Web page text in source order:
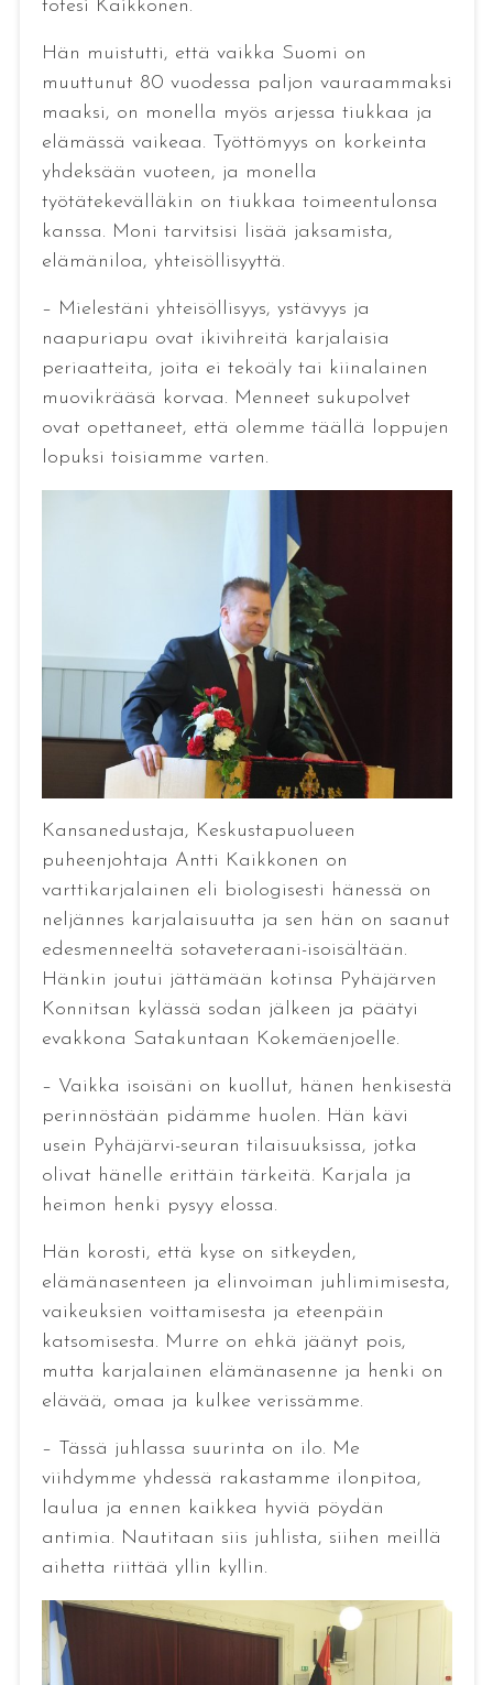
totesi Kaikkonen.
Hän muistutti, että vaikka Suomi on
muuttunut 80 vuodessa paljon vauraammaksi
maaksi, on monella myös arjessa tiukkaa ja
elämässä vaikeaa. Työttömyys on korkeinta
yhdeksään vuoteen, ja monella
työtätekevälläkin on tiukkaa toimeentulonsa
kanssa. Moni tarvitsisi lisää jaksamista,
elämäniloa, yhteisöllisyyttä.
– Mielestäni yhteisöllisyys, ystävyys ja
naapuriapu ovat ikivihreitä karjalaisia
periaatteita, joita ei tekoäly tai kiinalainen
muovikrääsä korvaa. Menneet sukupolvet
ovat opettaneet, että olemme täällä loppujen
lopuksi toisiamme varten.
Kansanedustaja, Keskustapuolueen
puheenjohtaja Antti Kaikkonen on
varttikarjalainen eli biologisesti hänessä on
neljännes karjalaisuutta ja sen hän on saanut
edesmenneeltä sotaveteraani-isoisältään.
Hänkin joutui jättämään kotinsa Pyhäjärven
Konnitsan kylässä sodan jälkeen ja päätyi
evakkona Satakuntaan Kokemäenjoelle.
– Vaikka isoisäni on kuollut, hänen henkisestä
perinnöstään pidämme huolen. Hän kävi
usein Pyhäjärvi-seuran tilaisuuksissa, jotka
olivat hänelle erittäin tärkeitä. Karjala ja
heimon henki pysyy elossa.
Hän korosti, että kyse on sitkeyden,
elämänasenteen ja elinvoiman juhlimimisesta,
vaikeuksien voittamisesta ja eteenpäin
katsomisesta. Murre on ehkä jäänyt pois,
mutta karjalainen elämänasenne ja henki on
elävää, omaa ja kulkee verissämme.
– Tässä juhlassa suurinta on ilo. Me
viihdymme yhdessä rakastamme ilonpitoa,
laulua ja ennen kaikkea hyviä pöydän
antimia. Nautitaan siis juhlista, siihen meillä
aihetta riittää yllin kyllin.